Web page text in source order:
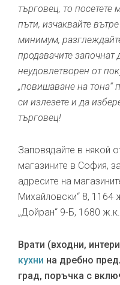
търговец, то
пъти, изчаквайте
минимум,
продавачите започнат
неудовлетворен от
„повишаване на тона“
си излезете и да
търговец!
Заповядайте в някой
магазините в София,
адресите на
Михайловски“ 8, 1164
„Дойран“ 9-Б, 1680
Врати (входни,
кухни на дребно
град, поръчка с